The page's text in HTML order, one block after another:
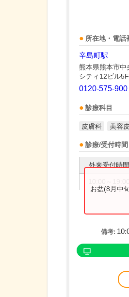
所在地・電話
辛島町駅
熊本県熊本市中
シティ12ビル5F
0120-575-900
診療科目
皮膚科 美容
診療/受付時間
外来受付時間
お盆(8月中
備考: